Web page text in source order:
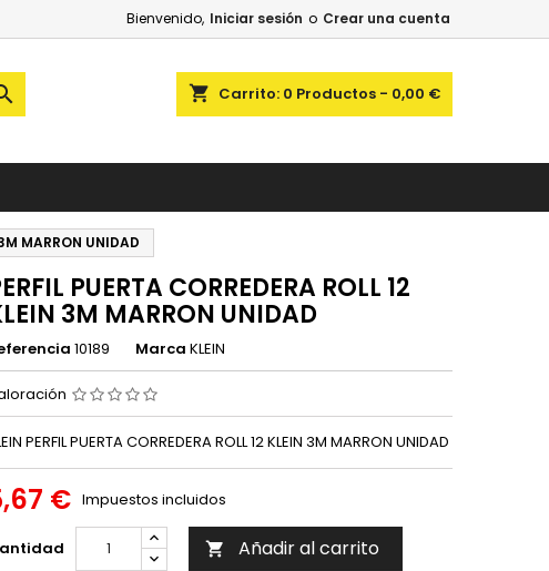
Bienvenido, Iniciar sesión o Crear una cuenta
shopping_cart Carrito: 0 Productos - 0,00 €
MARRON UNIDAD
PUERTA CORREDERA ROLL 12
3M MARRON UNIDAD
10189 Marca KLEIN
PERFIL PUERTA CORREDERA ROLL 12 KLEIN 3M MARRON UNIDAD
€ Impuestos incluidos
 Añadir al carrito